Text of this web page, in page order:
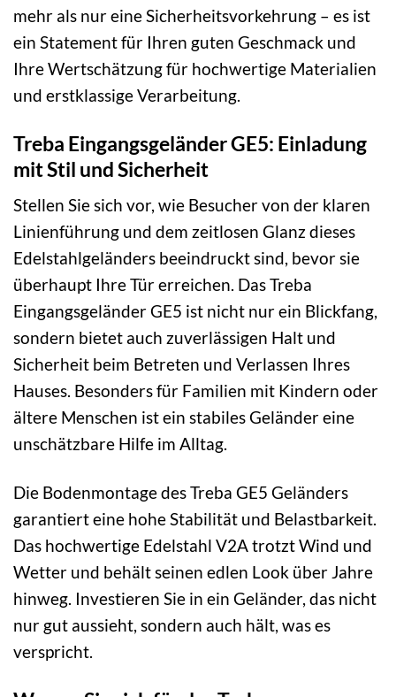
mehr als nur eine Sicherheitsvorkehrung – es ist
ein Statement für Ihren guten Geschmack und
Ihre Wertschätzung für hochwertige Materialien
und erstklassige Verarbeitung.
Treba Eingangsgeländer GE5: Einladung
mit Stil und Sicherheit
Stellen Sie sich vor, wie Besucher von der klaren
Linienführung und dem zeitlosen Glanz dieses
Edelstahlgeländers beeindruckt sind, bevor sie
überhaupt Ihre Tür erreichen. Das Treba
Eingangsgeländer GE5 ist nicht nur ein Blickfang,
sondern bietet auch zuverlässigen Halt und
Sicherheit beim Betreten und Verlassen Ihres
Hauses. Besonders für Familien mit Kindern oder
ältere Menschen ist ein stabiles Geländer eine
unschätzbare Hilfe im Alltag.
Die Bodenmontage des Treba GE5 Geländers
garantiert eine hohe Stabilität und Belastbarkeit.
Das hochwertige Edelstahl V2A trotzt Wind und
Wetter und behält seinen edlen Look über Jahre
hinweg. Investieren Sie in ein Geländer, das nicht
nur gut aussieht, sondern auch hält, was es
verspricht.